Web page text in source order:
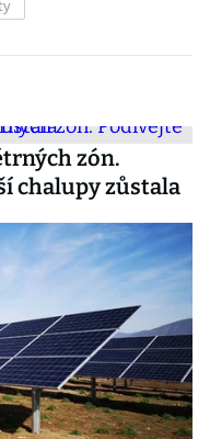
zón.
chalupy zůstala